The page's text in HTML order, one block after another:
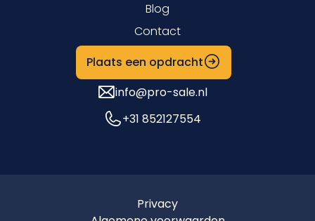
Blog
Contact
Plaats een opdracht
info@pro-sale.nl
+31 852127554
Privacy